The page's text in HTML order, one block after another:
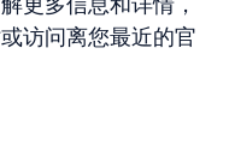
访问离您最近的官